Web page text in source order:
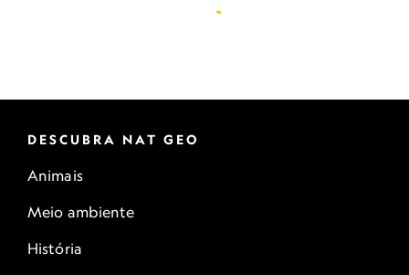
DESCUBRA NAT GEO
Animais
Meio ambiente
História